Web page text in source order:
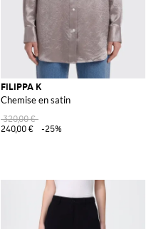
FILIPPA K
Chemise en satin
320,00 €
240,00 €
-25%